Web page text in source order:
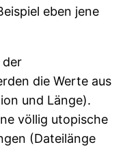
eben jene
der
die Werte aus
und Länge).
völlig utopische
(Dateilänge